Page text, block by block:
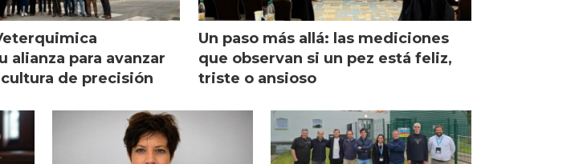
alianza para avanzar
de precisión
Un paso más allá: las mediciones
que observan si un pez está feliz,
triste o ansioso